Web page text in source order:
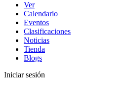
Ver
Calendario
Eventos
Clasificaciones
Noticias
Tienda
Blogs
Iniciar sesión